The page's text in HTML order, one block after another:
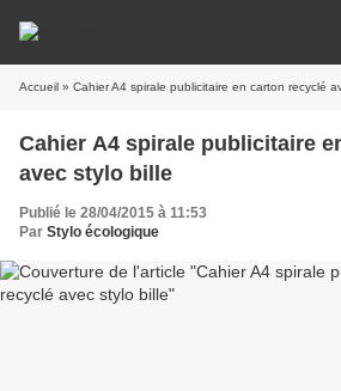
Accueil » Cahier A4 spirale publicitaire en carton recyclé
Cahier A4 spirale publicitaire
avec stylo bille
Publié le 28/04/2015 à 11:53
Par Stylo écologique